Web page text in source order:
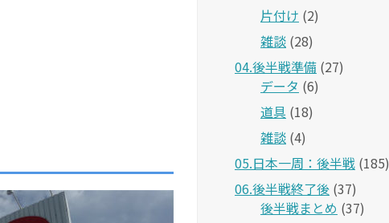
片付け (2)
雑談 (28)
04.後半戦準備 (27)
データ (6)
道具 (18)
雑談 (4)
05.日本一周：後半戦 (185)
06.後半戦終了後 (37)
後半戦まとめ (37)